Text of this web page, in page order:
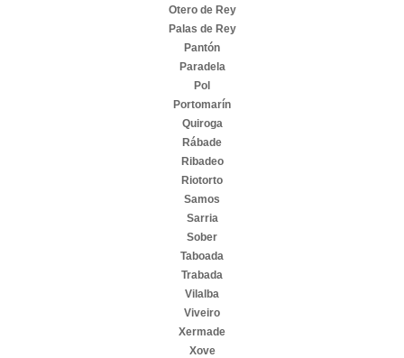
Otero de Rey
Palas de Rey
Pantón
Paradela
Pol
Portomarín
Quiroga
Rábade
Ribadeo
Riotorto
Samos
Sarria
Sober
Taboada
Trabada
Vilalba
Viveiro
Xermade
Xove